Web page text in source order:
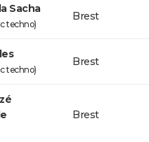
Sacha
techno)
Brest
techno)
Brest
Brest